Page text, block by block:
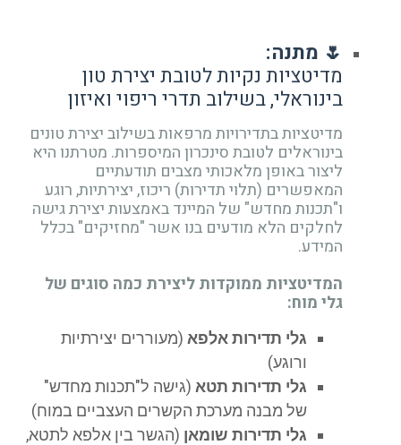
🌷 מתנה:
מדיטציות נקיות לטובת יצירת טון
בינוראלי, בשילוב תדרי ריפוי ואיזון
מדיטציות בתדירויות מרפאות בשילוב יצירת טונים
בינוראלים לטובת סינכרון המיספרות. מטרתנו היא
ליצור באופן מלאכותי מצבים תודעתיים
המאפשרים (תלוי תדירות) ריכוז, יצירתיות, רוגע
ו"תכנות מחדש" של המיינד באמצעות יצירת גישה
לחלקים הלא מודעים בנו אשר "מחזיקים" בכלל
המידע.
המדיטציות ממוקדות ליצירת כמה סוגים של
גלי מוח:
גלי תדירות אלפא (מעוררים יצירתיות
ורוגע)
גלי תדירות תטא (גישה ל"תכנות מחדש"
של מבנה מערכת הקשרים העצביים במוח)
גלי תדירות שומאן (הגשר בין אלפא לתטא,